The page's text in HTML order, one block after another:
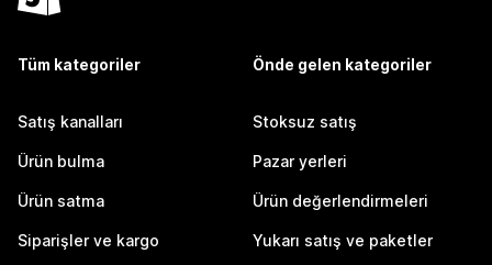
Tüm kategoriler
Satış kanalları
Ürün bulma
Ürün satma
Siparişler ve kargo
Önde gelen kategoriler
Stoksuz satış
Pazar yerleri
Ürün değerlendirmeleri
Yukarı satış ve paketler